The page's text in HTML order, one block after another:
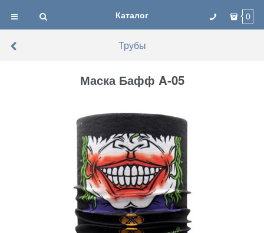
Каталог 0
Трубы
Маска Бафф A-05